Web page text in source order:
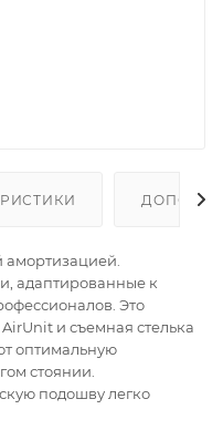
адаптированные к
Это
и съемная стелька
оптимальную
стоянии.
подошву легко